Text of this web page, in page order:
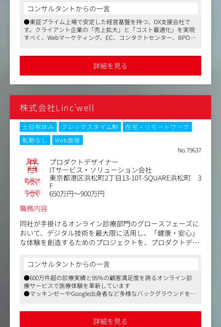
具体的には：
●Webサイトの新規開発・運用・更新業務、LINE、SNSア
カウントの運用・更新業務においてのデザインディレクシ
ョン、デザイン制作業務。
-Webコンテンツのビジュアル・グラフィックデザイン
-UX設計からアウトプットまで、全体を網羅したデザイン
【仕事の進め方】
・ディレクター職から依頼を受けてデザイン・モックアッ
プを制作し、エンジニア職に実装をお願いする流れが一般
的ですが、同社ではデザイナーからの提案やディレクター
とともに改善プランを検討するといったアクションが可能
・ディレクター職やエンジニア職と連携を取りながら、既
存コンテンツの改修や新機能開発などを担当いただき、ク
ライアントが提供するサービスやコンテンツの価値を高め
ていただくことを期待しています。
【独り立ちまでのイメージ】
まずは各方面のメンバーとの連携なども含んだ制作業務の
全体的なフローを把握してもらい、業務の習得具合に応じ
徐々にデザイン制作をお任せし、独り立ちを目指していた
※ご経験やスキルに応じて変更となる可能性がございま
す。
コンサルタントからの一言
●東証プライム上場で安定した経営基盤を持つ、DX支援会社で
す。クライアント企業の「売上拡大」と「コスト最適化」を実現
すべく、Webマーケティング、EC、コンタクトセンター、BPOな
ショナルクライアントとの取引が多数です
●平均残業時間は20～30h。福利厚生も整っており、育休・産休
からの復職率はなんと96 ％。ワークライフバランスを保ちなが
ら、長く働くことができる環境です
詳細を見る
株式会社Linc’well
土日祝休み フレックスタイム制
在宅・リモートワーク
転勤なし
Web面接
No.79637
職種 プロダクトデザイナー
業種 ITサービス・ソリューション会社
勤務地
東京都港区浜松町2丁目13-10T-SQUARE浜松町 3
F
年収例
650万円～900万円
職務内容
同社が手掛けるオンライン診療部門のグロースフェーズに
おいて、デジタル技術を最大限に活用し、「健康・安心」
な体験を創造するためのプロジェクトを、プロダクトデザ
当該部門のデザイナーは、医療従事者と患者双方の声を聞
きながら、企画構想段階から他の職種と連携をとり、要件
定義の段階からイテレーションを回し、患者の課題を解決
するためのインターフェイスを制作します。
ビジネスアイデアが患者の利便性向上に直接つながる環境
コンサルタントからの一言
●600万件超の診療実績と95％の顧客満足度を誇るオンライン診
療サービスで医療体験を革新しています
●マッキンゼーやGoogle出身者など多様なバックグラウンドを持
ム制ありなど働きやすい環境です詳細を見る